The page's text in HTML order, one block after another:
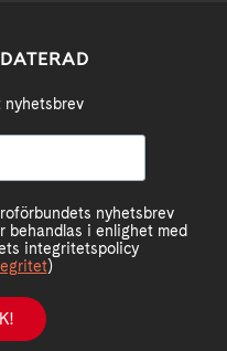
nyhetsbrev
nyhetsbrev
behandlas i enlighet med
integritetspolicy
)